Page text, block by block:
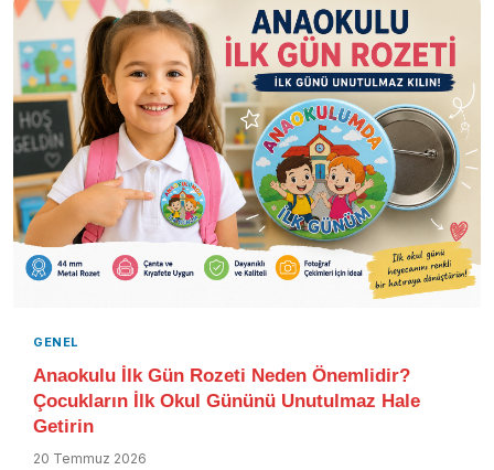
GENEL
Anaokulu İlk Gün Rozeti Neden Önemlidir?
Çocukların İlk Okul Gününü Unutulmaz Hale
Getirin
20 Temmuz 2026